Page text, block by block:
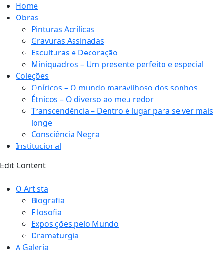
Home
Obras
Pinturas Acrílicas
Gravuras Assinadas
Esculturas e Decoração
Miniquadros – Um presente perfeito e especial
Coleções
Oníricos – O mundo maravilhoso dos sonhos
Étnicos – O diverso ao meu redor
Transcendência – Dentro é lugar para se ver mais
longe
Consciência Negra
Institucional
Edit Content
O Artista
Biografia
Filosofia
Exposições pelo Mundo
Dramaturgia
A Galeria